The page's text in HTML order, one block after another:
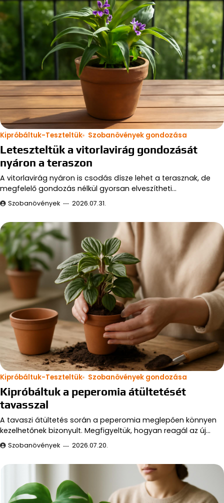
Kipróbáltuk-Teszteltük Szobanövények gondozása
Leteszteltük a vitorlavirág gondozását
nyáron a teraszon
A vitorlavirág nyáron is csodás dísze lehet a terasznak, de
megfelelő gondozás nélkül gyorsan elveszítheti…
Szobanövények 2026.07.31.
Kipróbáltuk-Teszteltük Szobanövények gondozása
Kipróbáltuk a peperomia átültetését
tavasszal
A tavaszi átültetés során a peperomia meglepően könnyen
kezelhetőnek bizonyult. Megfigyeltük, hogyan reagál az új…
Szobanövények 2026.07.20.